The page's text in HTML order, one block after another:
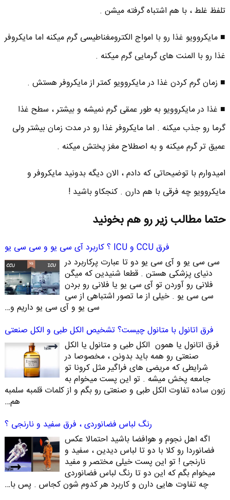
تلفظ غلط ، با هم اشتباه گرفته میشن .
■ مایکروویو غذا رو با امواج الکترومغناطیسی گرم میکنه اما مایکروفر
غذا رو با المنت های گرمایی گرم میکنه .
■ زمان گرم کردن غذا در مایکروویو کمتر از مایکروفر هستش .
■ غذا در مایکروویو به طور عمقی گرم نمیشه و بیشتر ، سطح غذا
گرما رو جذب میکنه . اما مایکروفر غذا رو در مدت زمان بیشتر ولی
عمیق تر گرم میکنه و به اصطلاح مغز پختش میکنه .
امیدوارم با توضیحاتی که دادم ، الان دیگه بدونید مایکروفر و
مایکروویو چه فرقی با هم دارن . کنجکاو باشید !
حتما مطالب زیر رو هم بخونید
فرق CCU و ICU ؟ کاربرد آی سی یو و سی سی یو
سی سی یو و آی سی یو دو تا عبارت پرکاربرد در
دنیای پزشکی هستن . قطعا شنیدین که میگن
فلانی رو آوردن تو آی سی یو یا فلانی رو بردن
سی سی یو . خیلی از ما تصور اشتباهی از سی
سی یو و آی سی یو داریم و…
فرق اتانول با متانول چیست؟ تشخیص الکل طبی و الکل صنعتی
فرق اتانول یا همون الکل طبی و متانول یا الکل
صنعتی رو همه باید بدونن ، مخصوصا در
شرایطی که مریضی های فراگیر مثل کرونا تو
جامعه پخش میشه . تو این پست میخوام به
زبون ساده تفاوت الکل طبی و صنعتی رو بگم و از کلمات قلمبه سلمبه
هم…
رنگ لباس فضانوردی ، فرق سفید و نارنجی ؟
اگه اهل نجوم و هوافضا باشید احتمالا عکس
فضانوردا رو کلا با دو تا لباس دیدین ، سفید و
نارنجی ! تو این پست خیلی مختصر و مفید
میخوام بگم که این دو تا رنگ لباس فضانوردی
چه تفاوت هایی دارن و کاربرد هر کدوم شون کجاس . پس با…